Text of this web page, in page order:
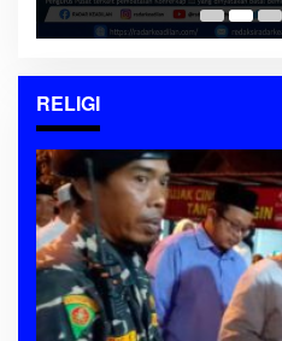
RELIGI